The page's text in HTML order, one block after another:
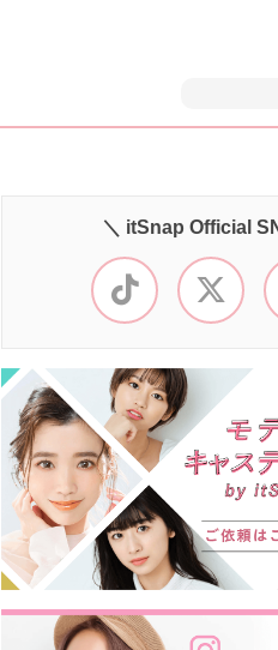
＼ itSnap Official